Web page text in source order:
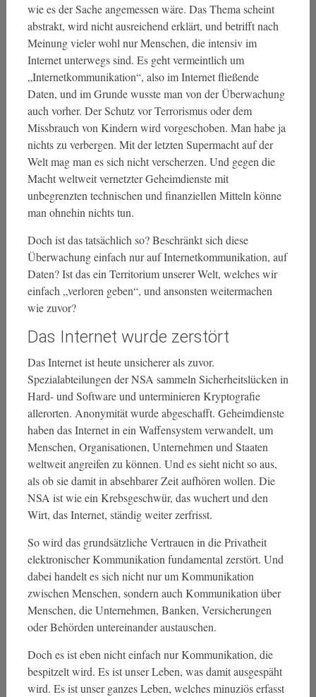
wie es der Sache angemessen wäre. Das Thema scheint
abstrakt, wird nicht ausreichend erklärt, und betrifft nach
Meinung vieler wohl nur Menschen, die intensiv im
Internet unterwegs sind. Es geht vermeintlich um
„Internetkommunikation“, also im Internet fließende
Daten, und im Grunde wusste man von der Überwachung
auch vorher. Der Schutz vor Terrorismus oder dem
Missbrauch von Kindern wird vorgeschoben. Man habe ja
nichts zu verbergen. Mit der letzten Supermacht auf der
Welt mag man es sich nicht verscherzen. Und gegen die
Macht weltweit vernetzter Geheimdienste mit
unbegrenzten technischen und finanziellen Mitteln könne
man ohnehin nichts tun.
Doch ist das tatsächlich so? Beschränkt sich diese
Überwachung einfach nur auf Internetkommunikation, auf
Daten? Ist das ein Territorium unserer Welt, welches wir
einfach „verloren geben“, und ansonsten weitermachen
wie zuvor?
Das Internet wurde zerstört
Das Internet ist heute unsicherer als zuvor.
Spezialabteilungen der NSA sammeln Sicherheitslücken in
Hard- und Software und unterminieren Kryptografie
allerorten. Anonymität wurde abgeschafft. Geheimdienste
haben das Internet in ein Waffensystem verwandelt, um
Menschen, Organisationen, Unternehmen und Staaten
weltweit angreifen zu können. Und es sieht nicht so aus,
als ob sie damit in absehbarer Zeit aufhören wollen. Die
NSA ist wie ein Krebsgeschwür, das wuchert und den
Wirt, das Internet, ständig weiter zerfrisst.
So wird das grundsätzliche Vertrauen in die Privatheit
elektronischer Kommunikation fundamental zerstört. Und
dabei handelt es sich nicht nur um Kommunikation
zwischen Menschen, sondern auch Kommunikation über
Menschen, die Unternehmen, Banken, Versicherungen
oder Behörden untereinander austauschen.
Doch es ist eben nicht einfach nur Kommunikation, die
bespitzelt wird. Es ist unser Leben, was damit ausgespäht
wird. Es ist unser ganzes Leben, welches minuziös erfasst